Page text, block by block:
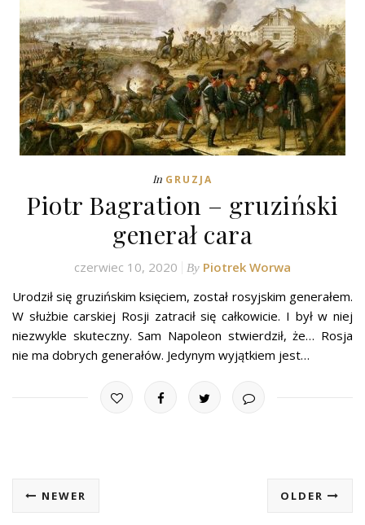
In GRUZJA
Piotr Bagration – gruziński
generał cara
czerwiec 10, 2020 By Piotrek Worwa
Urodził się gruzińskim księciem, został rosyjskim generałem.
W służbie carskiej Rosji zatracił się całkowicie. I był w niej
niezwykle skuteczny. Sam Napoleon stwierdził, że… Rosja
nie ma dobrych generałów. Jedynym wyjątkiem jest…
OLDER
NEWER